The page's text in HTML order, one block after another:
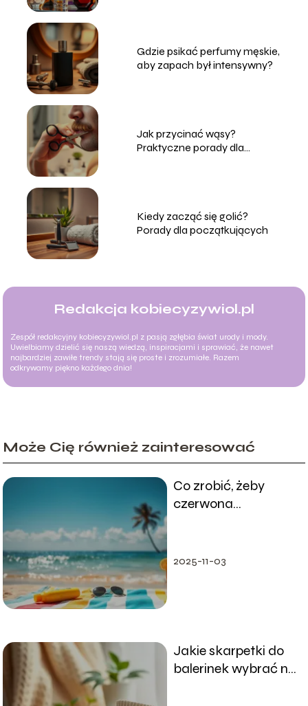
Gdzie psikać perfumy męskie,
aby zapach był intensywny?
Jak przycinać wąsy?
Praktyczne porady dla
Kiedy zacząć się golić?
Porady dla początkujących
Redakcja kobiecyzywiol.pl
Zespół redakcyjny kobiecyzywiol.pl z pasją zgłębia świat urody i mody.
Uwielbiamy dzielić się naszą wiedzą, inspiracjami i sprawiać, że nawet
najbardziej zawiłe trendy stają się proste i zrozumiałe. Razem
odkrywamy piękno każdego dnia!
Może Cię również zainteresować
Co zrobić, żeby
czerwona
Sprawdź porady!
2025-11-03
Jakie skarpetki do
balerinek wybrać na